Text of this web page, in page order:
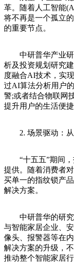
革。随着人工智能
将不再是一个孤立
的重要节点。
中研普华产业研
析及投资规划研究
度融合AI技术，实
过AI算法分析用户
警;或者结合物联网
提升用户的生活便捷
2. 场景驱动：从
“十五五”期间，
提供。随着消费者
买单一的指纹锁产
解决方案。
中研普华的研究
与智能家居企业、
像头、报警器等在
解决方案的升级，
推动整个智能家居